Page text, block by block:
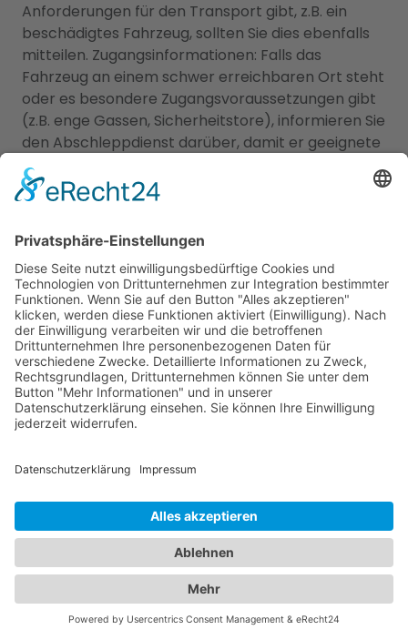
Anforderungen für den Transport gibt, z.B. ein
beschädigtes Fahrzeug, sollten Sie dies ebenfalls
mitteilen. Zugangsinformationen: Falls das
Fahrzeug an einem schwer erreichbaren Ort steht
oder es besondere Zugangsvoraussetzungen gibt
(z.B. enge Gassen, Sicherheitstore), informieren Sie
den Abschleppdienst darüber, damit er geeignete
Maßnahmen treffen kann. Kontaktinformationen:
Stellen Sie sicher, dass Sie dem Abschleppdienst
Ihre aktuellen Kontaktdaten wie Name,
Telefonnummer und ggf. E-Mail-Adresse mitteilen.
Dadurch können sie Sie bei Rückfragen erreichen
und Sie über den Fortschritt informieren. Durch die
Bereitstellung dieser Informationen erleichtern Sie
dem Abschleppdienst die Organisation des
Transports und helfen ihnen, effizient zu handeln.
Finden Sie den passenden
Abschleppdienst und das
ideale Hotel - Unser
Branchenportal macht es
Unser umfangreiches Branchenportal bietet Ihnen
nicht nur alle Informationen rund um zuverlässige
Abschleppdienste, sondern auch eine breite
Auswahl an Hotels für Ihren nächsten Aufenthalt.
Hier finden Sie alles, was Sie benötigen, um sowohl
im Notfall als auch bei der Urlaubsplanung bestens